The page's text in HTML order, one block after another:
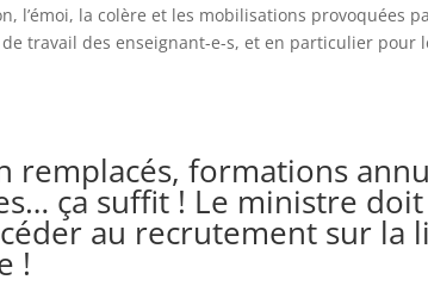
l’émoi, la colère et les mobilisations provoquées
travail des enseignant-e-s, et en particulier pour
remplacés, formations
ça suffit ! Le ministre
au recrutement sur la
!